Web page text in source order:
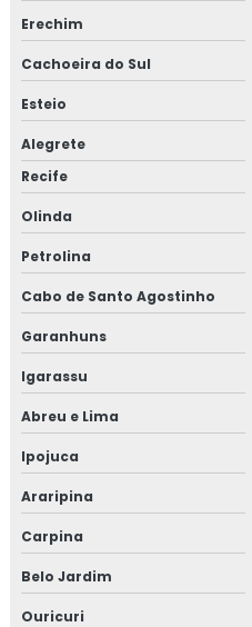
Erechim
Cachoeira do Sul
Esteio
Alegrete
Recife
Olinda
Petrolina
Cabo de Santo Agostinho
Garanhuns
Igarassu
Abreu e Lima
Ipojuca
Araripina
Carpina
Belo Jardim
Ouricuri